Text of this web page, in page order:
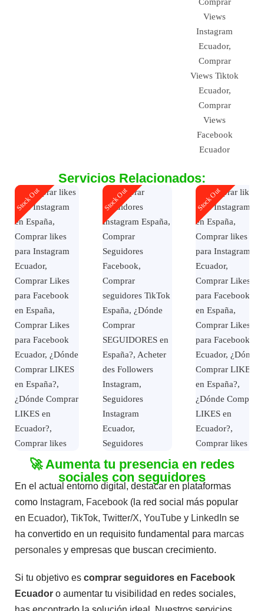
Servicios Relacionados:
Stock Out Stock Out
Comprar
Seguidores
Tiktok
$55.75
V
a
Stock Out
🚀 Aumenta tu presencia en redes
sociales con seguidores
En el actual entorno digital, destacar en plataformas
como Instagram, Facebook (la red social más popular
en Ecuador),TikTok,Twitter/X,YouTube y LinkedIn se
ha convertido en un requisito fundamental para marcas
personales y empresas que buscan crecimiento.
Si tu objetivo escomprar seguidores en Facebook
Ecuador o aumentar tu visibilidad en redes sociales,